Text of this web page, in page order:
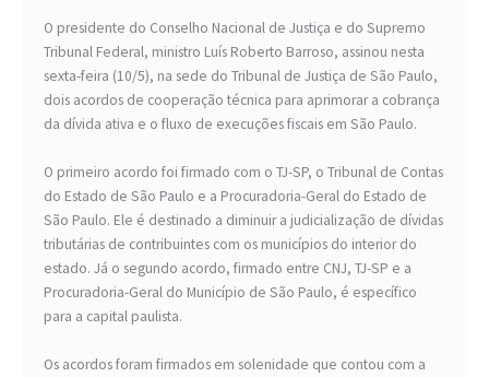
O presidente do Conselho Nacional de Justiça e do Supremo
Tribunal Federal, ministro Luís Roberto Barroso, assinou nesta
sexta-feira (10/5), na sede do Tribunal de Justiça de São Paulo,
dois acordos de cooperação técnica para aprimorar a cobrança
da dívida ativa e o fluxo de execuções fiscais em São Paulo.
O primeiro acordo foi firmado com o TJ-SP, o Tribunal de Contas
do Estado de São Paulo e a Procuradoria-Geral do Estado de
São Paulo. Ele é destinado a diminuir a judicialização de dívidas
tributárias de contribuintes com os municípios do interior do
estado. Já o segundo acordo, firmado entre CNJ, TJ-SP e a
Procuradoria-Geral do Município de São Paulo, é específico
para a capital paulista.
Os acordos foram firmados em solenidade que contou com a